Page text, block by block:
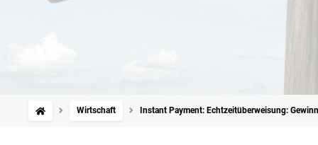
Wirtschaft Instant Payment: Echtzeitüberweisung: